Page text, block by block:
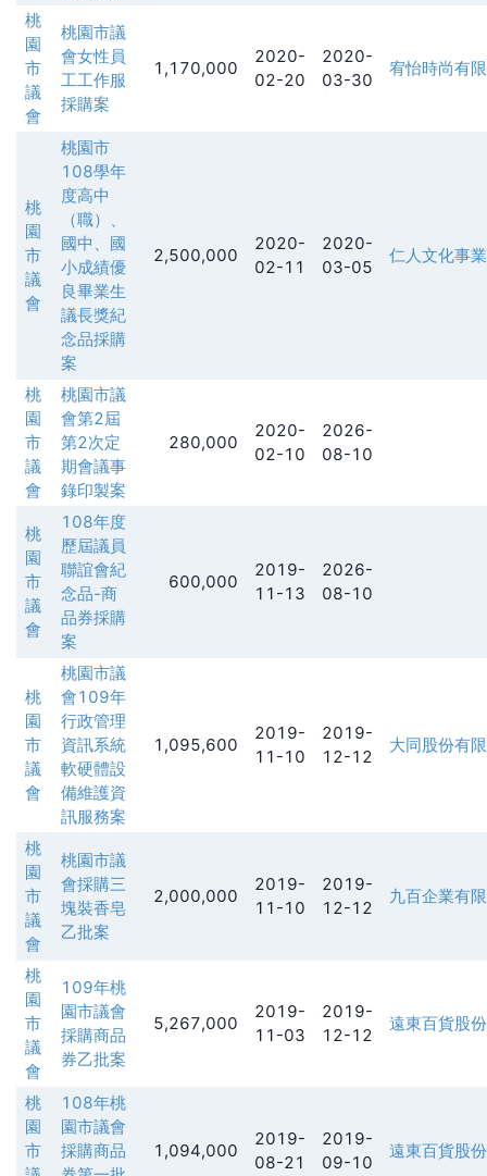
桃
園
市
議
會
桃園市議
會女性員
工工作服
採購案
1,170,000
2020-
02-20
2020-
03-30
宥怡時尚有
桃
園
市
議
會
桃園市
108學年
度高中
（職）、
國中、國
小成績優
良畢業生
議長獎紀
念品採購
案
2,500,000
2020-
02-11
2020-
03-05
仁人文化事
桃
園
市
議
會
桃園市議
會第2屆
第2次定
期會議事
錄印製案
280,000
2020-
02-10
2026-
08-10
桃
園
市
議
會
108年度
歷屆議員
聯誼會紀
念品-商
品券採購
案
600,000
2019-
11-13
2026-
08-10
桃
園
市
議
會
桃園市議
會109年
行政管理
資訊系統
軟硬體設
備維護資
訊服務案
1,095,600
2019-
11-10
2019-
12-12
大同股份有
桃
園
市
議
會
桃園市議
會採購三
塊裝香皂
乙批案
2,000,000
2019-
11-10
2019-
12-12
九百企業有
桃
園
市
議
會
109年桃
園市議會
採購商品
券乙批案
5,267,000
2019-
11-03
2019-
12-12
遠東百貨股
桃
園
市
108年桃
園市議會
採購商品
1,094,000
2019-
08-21
2019-
09-10
遠東百貨股